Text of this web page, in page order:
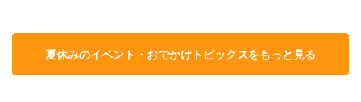
夏休みのイベント・おでかけトピックスをもっと見る